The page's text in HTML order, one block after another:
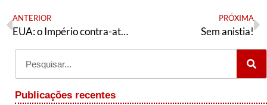
ANTERIOR
EUA: o Império contra-ataca
PRÓXIMA
Sem anistia!
Publicações recentes